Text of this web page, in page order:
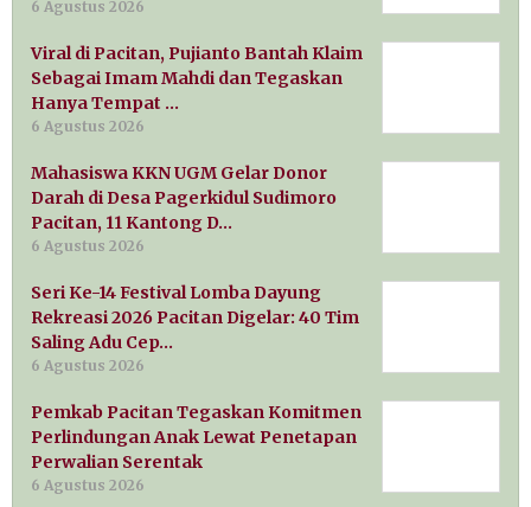
6 Agustus 2026
Viral di Pacitan, Pujianto Bantah Klaim
Sebagai Imam Mahdi dan Tegaskan
Hanya Tempat …
6 Agustus 2026
Mahasiswa KKN UGM Gelar Donor
Darah di Desa Pagerkidul Sudimoro
Pacitan, 11 Kantong D…
6 Agustus 2026
Seri Ke-14 Festival Lomba Dayung
Rekreasi 2026 Pacitan Digelar: 40 Tim
Saling Adu Cep…
6 Agustus 2026
Pemkab Pacitan Tegaskan Komitmen
Perlindungan Anak Lewat Penetapan
Perwalian Serentak
6 Agustus 2026